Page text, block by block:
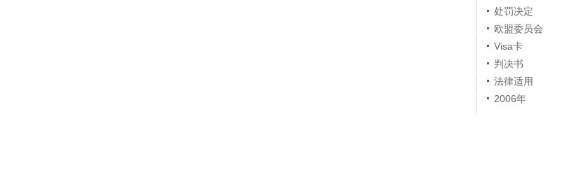
处罚决定
欧盟委员会
Visa卡
判决书
法律适用
2006年